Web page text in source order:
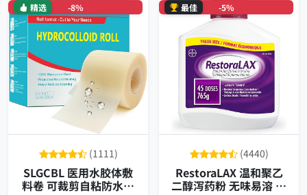
-8%
精选
(1111)
SLGCBL 医用水胶体敷
料卷 可裁剪自粘防水透
-5%
最佳
(4440)
RestoraLAX 温和聚乙
二醇泻药粉 无味易溶 补